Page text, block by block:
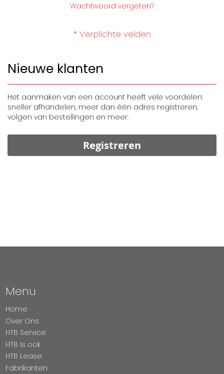
Wachtwoord vergeten?
Nieuwe klanten
Het aanmaken van een account heeft vele voordelen:
sneller afhandelen, meer dan één adres registreren,
volgen van bestellingen en meer.
Registreren
Menu
Home
Over Ons
HTB Service
HTB Is ook
HTB Lease
Fabrikanten